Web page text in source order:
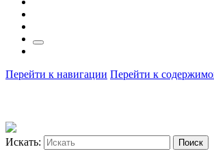
Перейти к навигации Перейти к
Искать: